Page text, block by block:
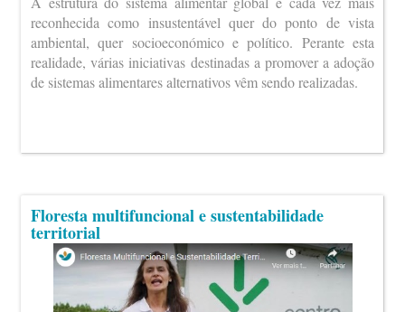
reconhecida como insustentável quer do ponto de vista
ambiental, quer socioeconómico e político. Perante esta
realidade, várias iniciativas destinadas a promover a adoção
de sistemas alimentares alternativos vêm sendo realizadas.
Floresta multifuncional e sustentabilidade
territorial